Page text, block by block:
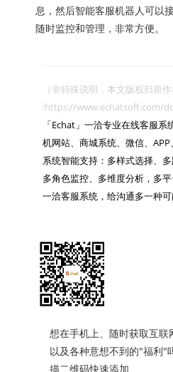
息，然后智能客服机器人可以
随时监控和管理，非常方便。
（非特殊说明，本文版权归原
:https://www.echatsoft.com/
「Echat」一洽专业在线客服
机网站、商城系统、微信、
系统智能支持：多样式选择、多
多角色监控、多维度分析，多平
一洽客服系统，给沟通多一种可
想在手机上、随时获取互联
以及各种意想不到的"福利"
描二维码快速添加